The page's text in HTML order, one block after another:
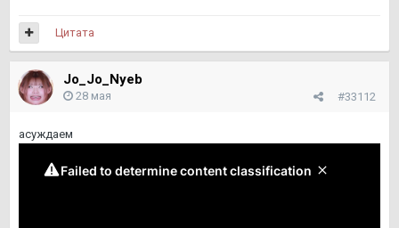
Цитата
Jo_Jo_Nyeb
#33112
28 мая
асуждаем